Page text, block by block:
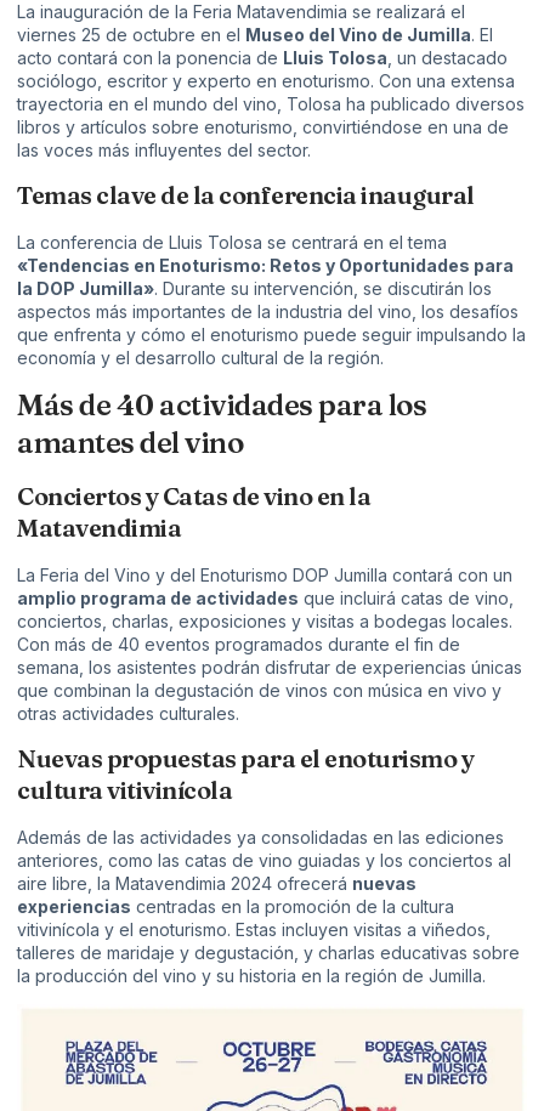
La inauguración de la Feria Matavendimia se realizará el
viernes 25 de octubre en el
Museo del Vino de Jumilla. El
acto contará con la ponencia de Lluis Tolosa, un destacado
sociólogo, escritor y experto en enoturismo. Con una extensa
trayectoria en el mundo del vino, Tolosa ha publicado diversos
libros y artículos sobre enoturismo, convirtiéndose en una de
las voces más influyentes del sector.
Temas clave de la conferencia inaugural
La conferencia de Lluis Tolosa se centrará en el tema
«Tendencias en Enoturismo: Retos y Oportunidades para
la DOP Jumilla». Durante su intervención, se discutirán los
aspectos más importantes de la industria del vino, los desafíos
que enfrenta y cómo el enoturismo puede seguir impulsando la
economía y el desarrollo cultural de la región.
Más de 40 actividades para los
amantes del vino
Conciertos y Catas de vino en la
Matavendimia
La Feria del Vino y del Enoturismo DOP Jumilla contará con un
amplio programa de actividades que incluirá catas de vino,
conciertos, charlas, exposiciones y visitas a bodegas locales.
Con más de 40 eventos programados durante el fin de
semana, los asistentes podrán disfrutar de experiencias únicas
que combinan la degustación de vinos con música en vivo y
otras actividades culturales.
Nuevas propuestas para el enoturismo y
cultura vitivinícola
Además de las actividades ya consolidadas en las ediciones
anteriores, como las catas de vino guiadas y los conciertos al
aire libre, la Matavendimia 2024 ofrecerá nuevas
experiencias centradas en la promoción de la cultura
vitivinícola y el enoturismo. Estas incluyen visitas a viñedos,
talleres de maridaje y degustación, y charlas educativas sobre
la producción del vino y su historia en la región de Jumilla.